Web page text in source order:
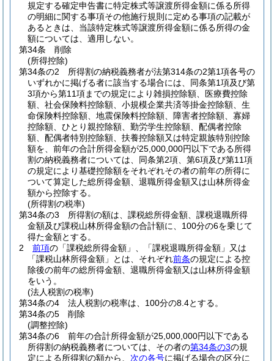
規定する確定申告書に特定株式等譲渡所得金額に係る所得
の明細に関する事項その他施行規則に定める事項の記載が
あるときは、当該特定株式等譲渡所得金額に係る所得の金
額については、適用しない。
第34条
削除
(所得控除)
第34条の2
所得割の納税義務者が法第314条の2第1項各号の
いずれかに掲げる者に該当する場合には、同条第1項及び第
3項から第11項までの規定により雑損控除額、医療費控除
額、社会保険料控除額、小規模企業共済等掛金控除額、生
命保険料控除額、地震保険料控除額、障害者控除額、寡婦
控除額、ひとり親控除額、勤労学生控除額、配偶者控除
額、配偶者特別控除額、扶養控除額又は特定親族特別控除
額を、前年の合計所得金額が25,000,000円以下である所得
割の納税義務者については、同条第2項、第6項及び第11項
の規定により基礎控除額をそれぞれその者の前年の所得に
ついて算定した総所得金額、退職所得金額又は山林所得金
額から控除する。
(所得割の税率)
第34条の3
所得割の額は、課税総所得金額、課税退職所得
金額及び課税山林所得金額の合計額に、100分の6を乗じて
得た金額とする。
2
前項の「課税総所得金額」、「課税退職所得金額」又は
「課税山林所得金額」とは、それぞれ前条の規定による控
除後の前年の総所得金額、退職所得金額又は山林所得金額
をいう。
(法人税割の税率)
第34条の4
法人税割の税率は、100分の8.4とする。
第34条の5
削除
(調整控除)
第34条の6
前年の合計所得金額が25,000,000円以下である
所得割の納税義務者については、その者の第34条の3の規
定による所得割の額から、 次の各号に掲げる場合の区分に